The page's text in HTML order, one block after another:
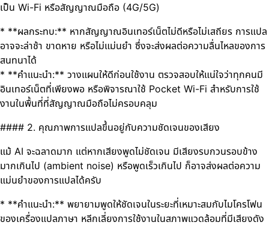
เป็น Wi-Fi หรือสัญญาณมือถือ (4G/5G)
* **ผลกระทบ:** หากสัญญาณอินเทอร์เน็ตไม่ดีหรือไม่เสถียร การแปล
อาจจะล่าช้า ขาดหาย หรือไม่แม่นยำ ซึ่งจะส่งผลต่อความลื่นไหลของการ
สนทนาได้
* **คำแนะนำ:** วางแผนให้ดีก่อนใช้งาน ตรวจสอบให้แน่ใจว่าทุกคนมี
อินเทอร์เน็ตที่เพียงพอ หรือพิจารณาใช้ Pocket Wi-Fi สำหรับการใช้
งานในพื้นที่ที่สัญญาณมือถือไม่ครอบคลุม
#### 2. คุณภาพการแปลขึ้นอยู่กับความชัดเจนของเสียง
แม้ AI จะฉลาดมาก แต่หากเสียงพูดไม่ชัดเจน มีเสียงรบกวนรอบข้าง
มากเกินไป (ambient noise) หรือพูดเร็วเกินไป ก็อาจส่งผลต่อความ
แม่นยำของการแปลได้ครับ
* **คำแนะนำ:** พยายามพูดให้ชัดเจนในระยะที่เหมาะสมกับไมโครโฟน
ของเครื่องแปลภาษา หลีกเลี่ยงการใช้งานในสภาพแวดล้อมที่มีเสียงดัง